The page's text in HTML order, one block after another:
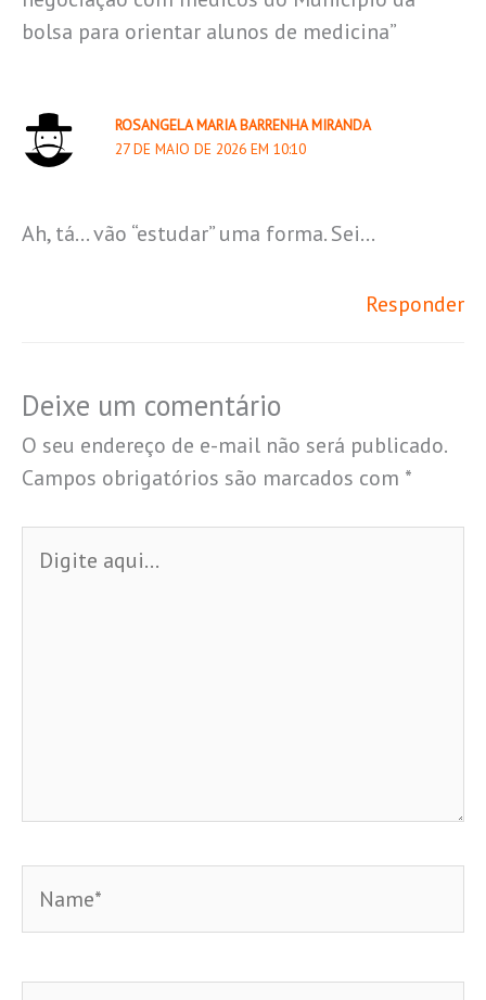
bolsa para orientar alunos de medicina”
ROSANGELA MARIA BARRENHA MIRANDA
27 DE MAIO DE 2026 EM 10:10
Ah, tá… vão “estudar” uma forma. Sei…
Responder
Deixe um comentário
O seu endereço de e-mail não será publicado.
Campos obrigatórios são marcados com *
aqui...